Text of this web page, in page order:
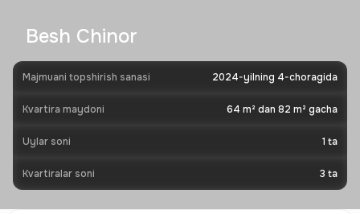
Besh Chinor
Majmuani topshirish sanasi 2024-yilning 4-choragida
Kvartira maydoni 64 m² dan 82 m² gacha
Uylar soni 1 ta
Kvartiralar soni 3 ta